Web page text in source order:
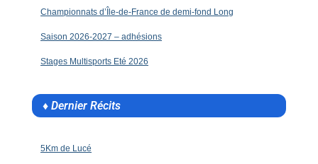
Championnats d’Île-de-France de demi-fond Long
Saison 2026-2027 – adhésions
Stages Multisports Eté 2026
♦ Dernier Récits
5Km de Lucé